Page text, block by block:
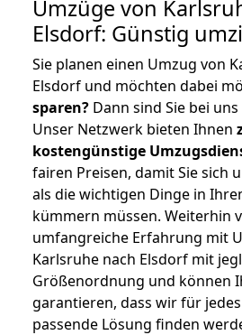
Umzüge von
Elsdorf: Günstig
Sie planen einen Umzug von
Elsdorf und möchten dabei
sparen? Dann sind Sie bei
Unser Netzwerk bieten Ihnen
kostengünstige
fairen Preisen, damit Sie sich
als die wichtigen Dinge in
kümmern müssen. Weiterhin
umfangreiche Erfahrung mit
Karlsruhe nach Elsdorf mit
Größenordnung und können
garantieren, dass wir für
passende Lösung finden